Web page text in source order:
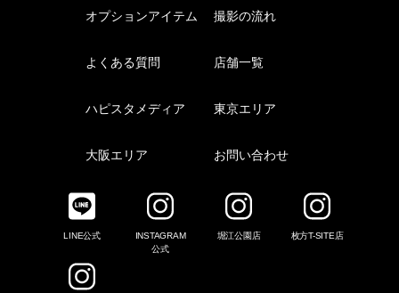
オプションアイテム 撮影の流れ
よくある質問 店舗一覧
ハピスタメディア 東京エリア
大阪エリア お問い合わせ
LINE公式
INSTAGRAM
公式
堀江公園店 枚方T-SITE店